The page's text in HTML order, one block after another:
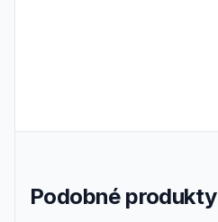
Podobné produkty